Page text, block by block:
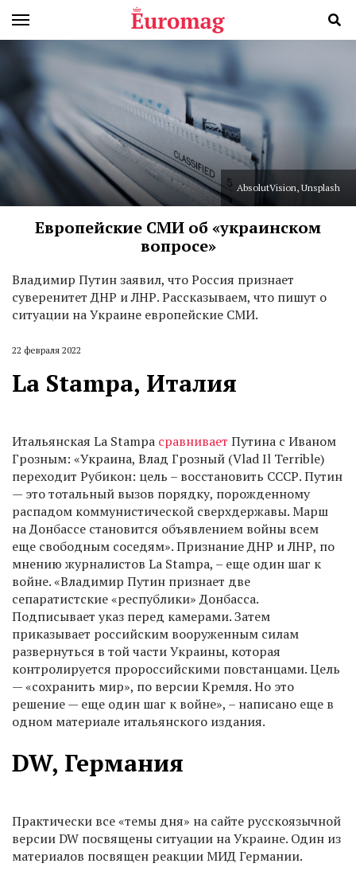
AbsolutVision, Unsplash
Европейские СМИ об «украинском
вопросе»
Владимир Путин заявил, что Россия признает
суверенитет ДНР и ЛНР. Рассказываем, что пишут о
ситуации на Украине европейские СМИ.
22 февраля 2022
La Stampa, Италия
Итальянская La Stampa сравнивает Путина с Иваном
Грозным: «Украина, Влад Грозный (Vlad Il Terrible)
переходит Рубикон: цель – восстановить СССР. Путин
— это тотальный вызов порядку, порожденному
распадом коммунистической сверхдержавы. Марш
на Донбассе становится объявлением войны всем
еще свободным соседям». Признание ДНР и ЛНР, по
мнению журналистов La Stampa, – еще один шаг к
войне. «Владимир Путин признает две
сепаратистские «республики» Донбасса.
Подписывает указ перед камерами. Затем
приказывает российским вооруженным силам
развернуться в той части Украины, которая
контролируется пророссийскими повстанцами. Цель
— «сохранить мир», по версии Кремля. Но это
решение — еще один шаг к войне», – написано еще в
одном материале итальянского издания.
DW, Германия
Практически все «темы дня» на сайте русскоязычной
версии DW посвящены ситуации на Украине. Один из
материалов посвящен реакции МИД Германии.